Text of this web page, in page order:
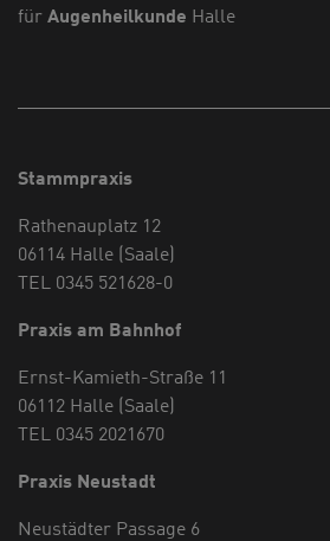
für Augenheilkunde Halle
Stammpraxis
Rathenauplatz 12
06114 Halle (Saale)
TEL 0345 521628-0
Praxis am Bahnhof
Ernst-Kamieth-Straße 11
06112 Halle (Saale)
TEL 0345 2021670
Praxis Neustadt
Neustädter Passage 6